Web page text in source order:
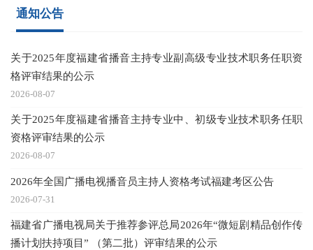
通知公告
关于2025年度福建省播音主持专业副高级专业技术职务任职资
格评审结果的公示
2026-08-07
关于2025年度福建省播音主持专业中、初级专业技术职务任职
资格评审结果的公示
2026-08-07
2026年全国广播电视播音员主持人资格考试福建考区公告
2026-07-31
福建省广播电视局关于推荐参评总局2026年“微短剧精品创作传
播计划扶持项目” （第二批）评审结果的公示